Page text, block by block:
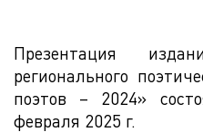
Презентация
регионального
поэтов – 2024»
февраля 2025 г.